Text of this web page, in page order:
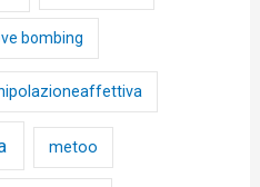
bombing
metoo